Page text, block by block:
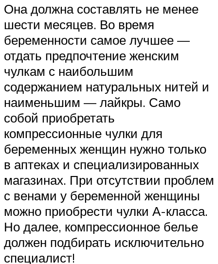
Она должна составлять не менее
шести месяцев. Во время
беременности самое лучшее —
отдать предпочтение женским
чулкам с наибольшим
содержанием натуральных нитей и
наименьшим — лайкры. Само
собой приобретать
компрессионные чулки для
беременных женщин нужно только
в аптеках и специализированных
магазинах. При отсутствии проблем
с венами у беременной женщины
можно приобрести чулки А-класса.
Но далее, компрессионное белье
должен подбирать исключительно
специалист!